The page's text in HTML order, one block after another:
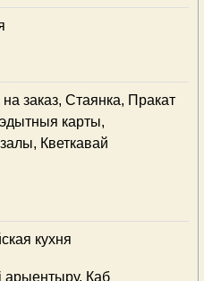
заказ, Стаянка, Пракат
карты,
Кветкавай
кухня
арыентыру. Каб